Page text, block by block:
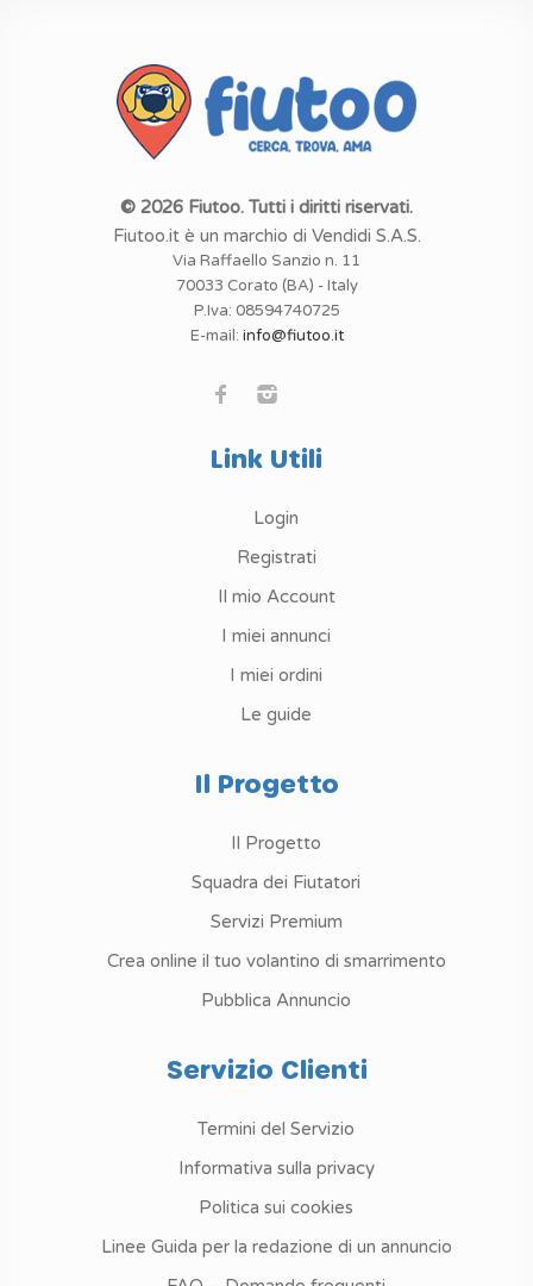
© 2026 Fiutoo. Tutti i diritti riservati.
Fiutoo.it è un marchio di Vendidi S.A.S.
Via Raffaello Sanzio n. 11
70033 Corato (BA) - Italy
P.Iva: 08594740725
E-mail: info@fiutoo.it
Link Utili
Login
Registrati
Il mio Account
I miei annunci
I miei ordini
Le guide
Il Progetto
Il Progetto
Squadra dei Fiutatori
Servizi Premium
Crea online il tuo volantino di smarrimento
Pubblica Annuncio
Servizio Clienti
Termini del Servizio
Informativa sulla privacy
Politica sui cookies
Linee Guida per la redazione di un annuncio